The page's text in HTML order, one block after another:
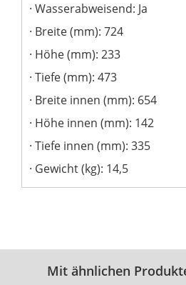
Wasserabweisend: Ja
Breite (mm): 724
Höhe (mm): 233
Tiefe (mm): 473
Breite innen (mm): 654
Höhe innen (mm): 142
Tiefe innen (mm): 335
Gewicht (kg): 14,5
Mit ähnlichen